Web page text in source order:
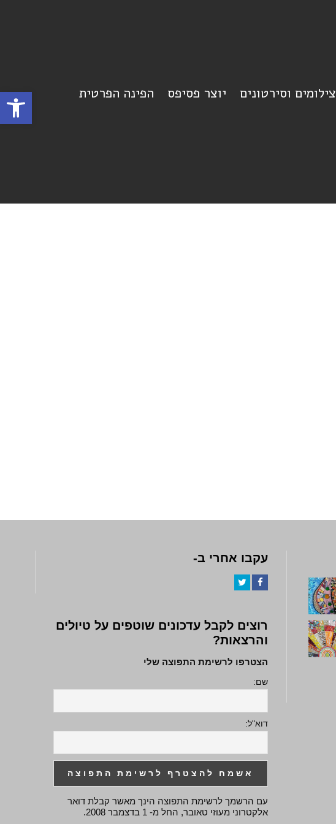
פתח צילומים וסירטונים יוצר פסיפס הפינה הפרטית
עקבו אחרי ב-
רוצים לקבל עדכונים שוטפים על טיולים
והרצאות?
הצטרפו לרשימת התפוצה שלי
שם:
דוא"ל:
עם הרשמך לרשימת התפוצה הינך מאשר קבלת דואר
אלקטרוני מעוזי טאובר, החל מ- 1 בדצמבר 2008.